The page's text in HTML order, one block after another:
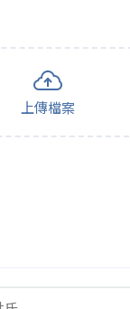
上傳檔案